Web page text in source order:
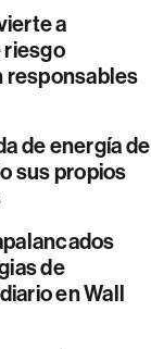
a
riesgo
responsables
de energía de
sus propios
de
en Wall